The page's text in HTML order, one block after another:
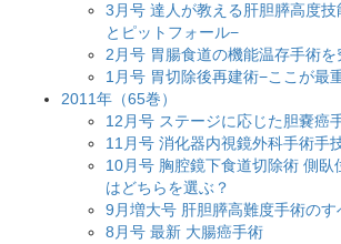
3月号 達人が教える肝胆膵高度
とピットフォール−
2月号 胃腸食道の機能温存手術を
1月号 胃切除後再建術−ここが最
2011年（65巻）
12月号 ステージに応じた胆嚢癌
11月号 消化器内視鏡外科手術手
10月号 胸腔鏡下食道切除術 側臥
はどちらを選ぶ？
9月増大号 肝胆膵高難度手術のす
8月号 最新 大腸癌手術